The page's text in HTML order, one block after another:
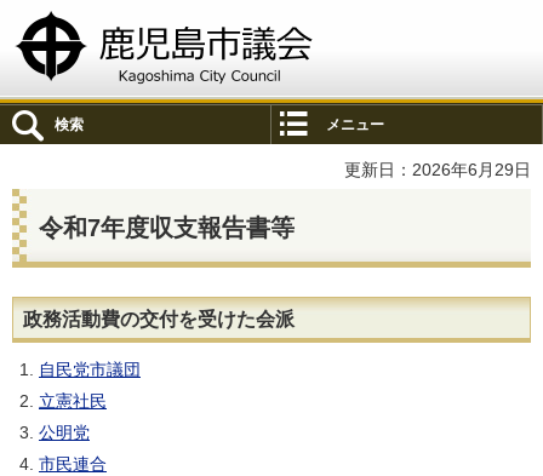
鹿児島市議会
検索 メニュー
更新日：2026年6月29日
令和7年度収支報告書等
政務活動費の交付を受けた会派
自民党市議団
立憲社民
公明党
市民連合